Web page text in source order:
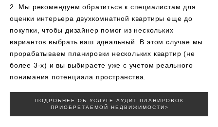
2. Мы рекомендуем обратиться к специалистам для
оценки интерьера двухкомнатной квартиры еще до
покупки, чтобы дизайнер помог из нескольких
вариантов выбрать ваш идеальный. В этом случае мы
прорабатываем планировки нескольких квартир (не
более 3-х) и вы выбираете уже с учетом реального
понимания потенциала пространства.
ПОДРОБНЕЕ ОБ УСЛУГЕ АУДИТ ПЛАНИРОВОК
ПРИОБРЕТАЕМОЙ НЕДВИЖИМОСТИ>